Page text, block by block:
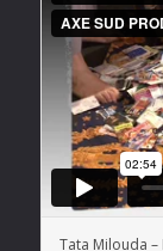
Tata Milouda –